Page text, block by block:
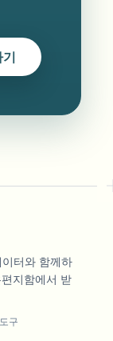
기
터와 함께하
지함에서 받
구